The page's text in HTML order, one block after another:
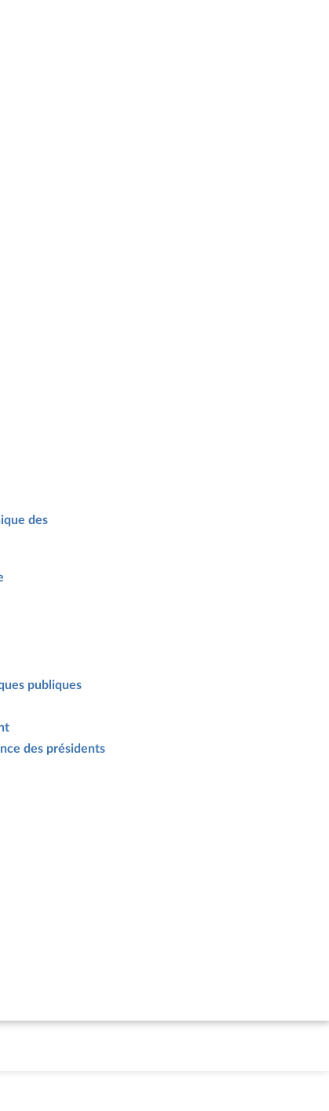
des
publiques
des présidents